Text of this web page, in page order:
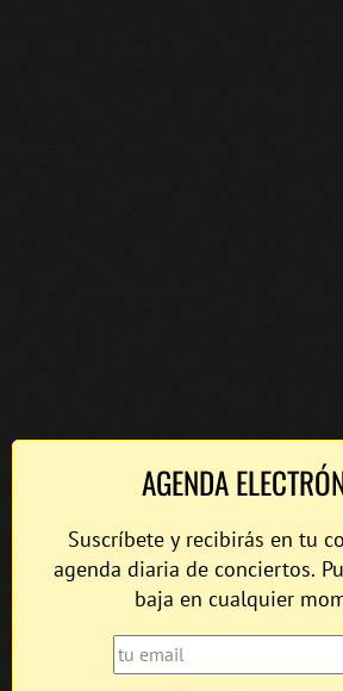
AGENDA
Suscríbete y recibirás en tu
agenda diaria de conciertos.
baja en cualquier